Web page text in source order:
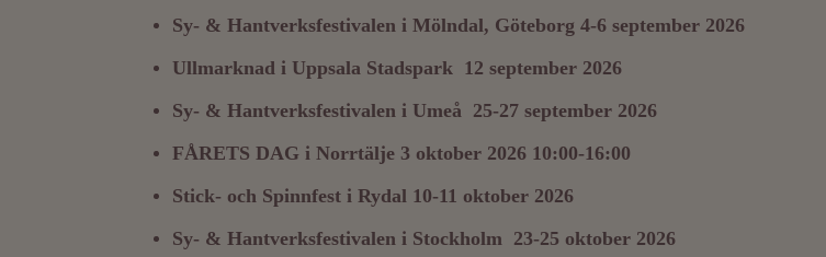
Sy- & Hantverksfestivalen i Mölndal, Göteborg 4-6 september 2026
Ullmarknad i Uppsala Stadspark 12 september 2026
Sy- & Hantverksfestivalen i Umeå 25-27 september 2026
FÅRETS DAG i Norrtälje 3 oktober 2026 10:00-16:00
Stick- och Spinnfest i Rydal 10-11 oktober 2026
Sy- & Hantverksfestivalen i Stockholm 23-25 oktober 2026